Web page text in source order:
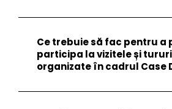
Ce trebuie să fac pentru a
participa la vizitele și
organizate în cadrul Case